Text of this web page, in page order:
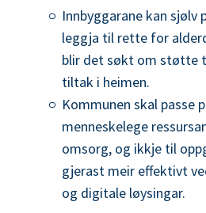
Innbyggarane kan sjølv
leggja til rette for
blir det søkt om støtte
tiltak i heimen.
Kommunen skal passe
menneskelege
omsorg, og ikkje til
gjerast meir effektivt
og digitale løysingar.